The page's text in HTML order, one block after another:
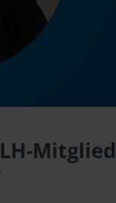
Mitglied